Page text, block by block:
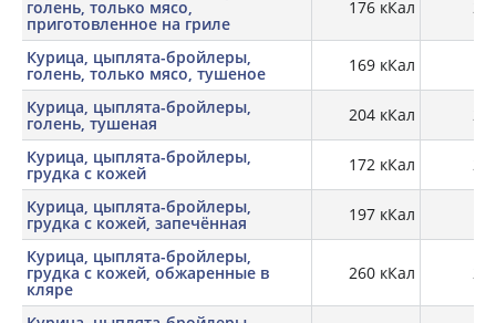
голень, только мясо,
приготовленное на гриле
176 кКал
Курица, цыплята-бройлеры,
голень, только мясо, тушеное 169 кКал
Курица, цыплята-бройлеры,
голень, тушеная 204 кКал
Курица, цыплята-бройлеры,
грудка с кожей 172 кКал
Курица, цыплята-бройлеры,
грудка с кожей, запечённая 197 кКал
Курица, цыплята-бройлеры,
грудка с кожей, обжаренные в
кляре
260 кКал